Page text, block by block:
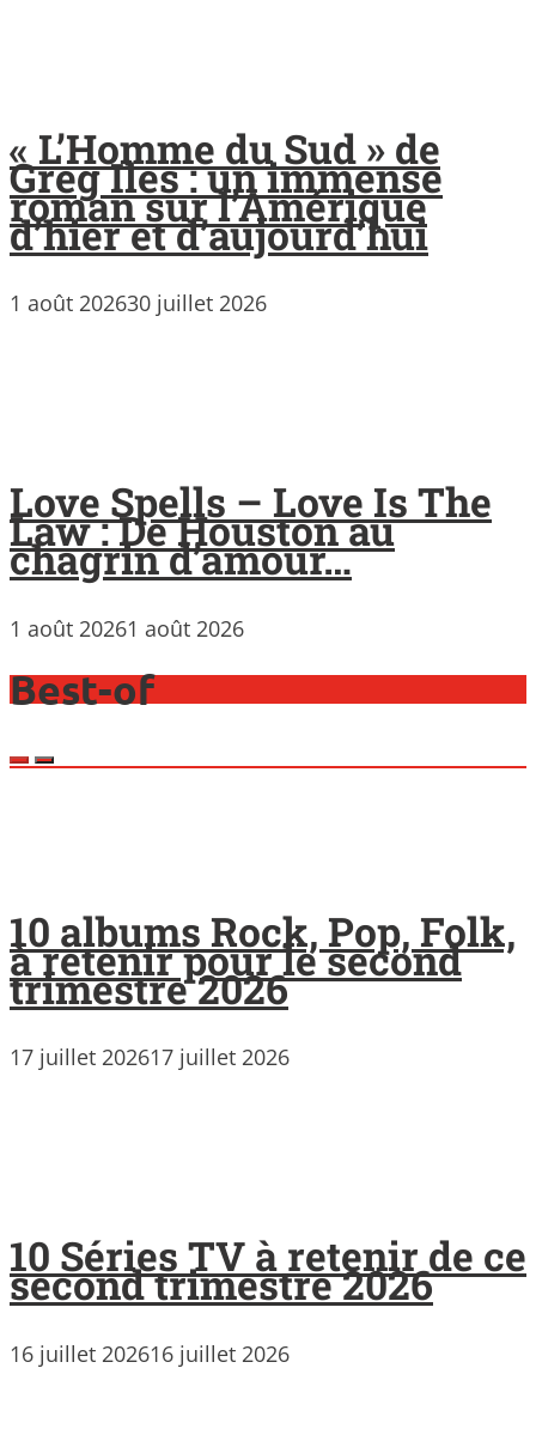
« L’Homme du Sud » de
Greg Iles : un immense
roman sur l’Amérique
d’hier et d’aujourd’hui
1 août 202630 juillet 2026
Love Spells – Love Is The
Law : De Houston au
chagrin d’amour…
1 août 20261 août 2026
Best-of
10 albums Rock, Pop, Folk,
à retenir pour le second
trimestre 2026
17 juillet 202617 juillet 2026
10 Séries TV à retenir de ce
second trimestre 2026
16 juillet 202616 juillet 2026